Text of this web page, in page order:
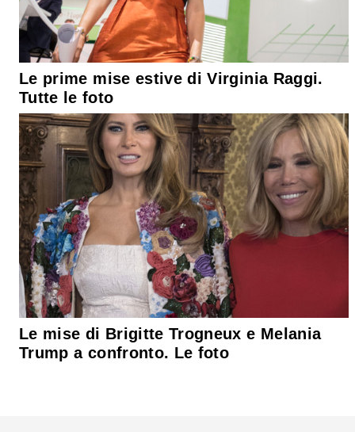
Le prime mise estive di Virginia Raggi.
Tutte le foto
Le mise di Brigitte Trogneux e Melania
Trump a confronto. Le foto